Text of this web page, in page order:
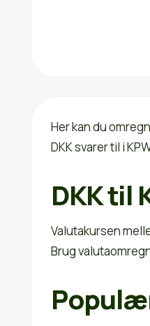
Her kan du
DKK svarer til i
DKK til
Valutakursen
Brug